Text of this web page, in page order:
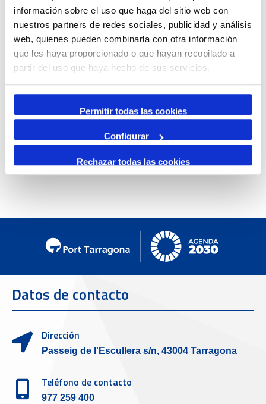
información sobre el uso que haga del sitio web con
nuestros partners de redes sociales, publicidad y análisis
web, quienes pueden combinarla con otra información
que les haya proporcionado o que hayan recopilado a
partir del uso que haya hecho de sus servicios.
Permitir todas las cookies
Configurar
Rechazar todas las cookies
Mensual
Ir al mes específico
Día Anterior
Siguiente Día
Datos de contacto
Dirección
Passeig de l'Escullera s/n, 43004 Tarragona
Teléfono de contacto
977 259 400